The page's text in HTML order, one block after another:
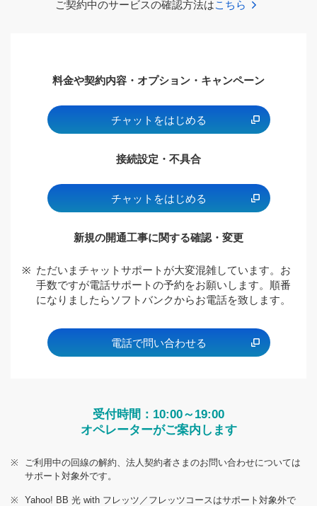
ご契約中のサービスの確認方法はこちら
料金や契約内容・オプション・キャンペーン
チャットをはじめる
接続設定・不具合
チャットをはじめる
新規の開通工事に関する確認・変更
※ ただいまチャットサポートが大変混雑しています。お
手数ですが電話サポートの予約をお願いします。順番
になりましたらソフトバンクからお電話を致します。
電話で問い合わせる
受付時間：10:00～19:00
オペレーターがご案内します
※
ご利用中の回線の解約、法人契約者さまのお問い合わせについては
サポート対象外です。
※
Yahoo! BB 光 with フレッツ／フレッツコースはサポート対象外で